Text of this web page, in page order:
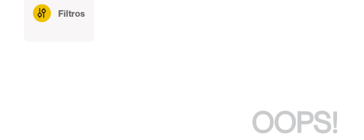
Filtros
OOPS!